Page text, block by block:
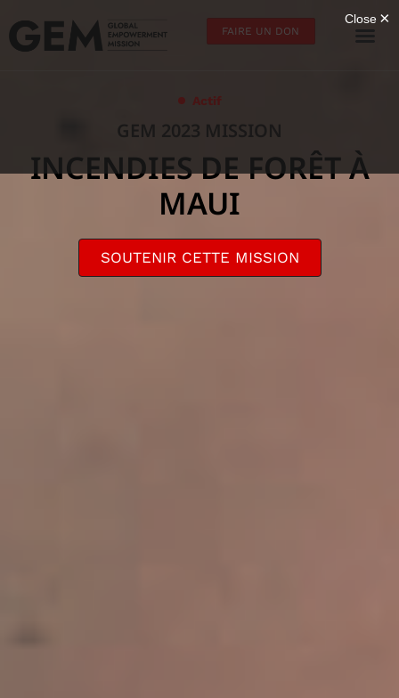
FAIRE UN DON
Actif
GEM 2023 MISSION
INCENDIES DE FORÊT À
MAUI
SOUTENIR CETTE MISSION